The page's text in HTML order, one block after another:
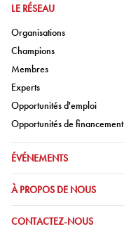
ALLER À:
LE RÉSEAU
Aller à:
Organisations
Aller à:
Champions
Aller à:
Membres
Aller à:
Experts
Aller à:
Opportunités d'emploi
Aller à:
Opportunités de financement
ALLER À:
ÉVÉNEMENTS
ALLER À:
À PROPOS DE NOUS
ALLER À:
CONTACTEZ-NOUS